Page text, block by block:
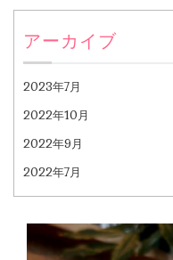
アーカイブ
2023年7月
2022年10月
2022年9月
2022年7月